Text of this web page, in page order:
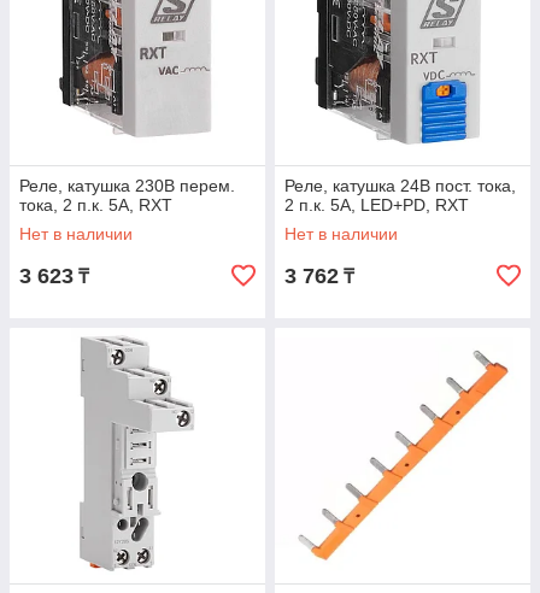
Реле, катушка 230В перем.
тока, 2 п.к. 5А, RXT
Нет в наличии
3 623 ₸
Реле, катушка 24В пост. тока,
2 п.к. 5А, LED+PD, RXT
Нет в наличии
3 762 ₸